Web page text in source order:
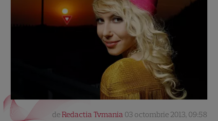
deRedactia Tvmania 03 octombrie 2013, 09:58